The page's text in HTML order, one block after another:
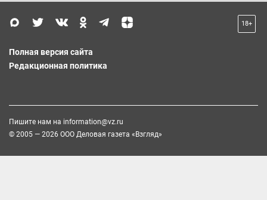
18+
Полная версия сайта
Редакционная политика
Пишите нам на information@vz.ru
© 2005 — 2026 ООО Деловая газета «Взгляд»